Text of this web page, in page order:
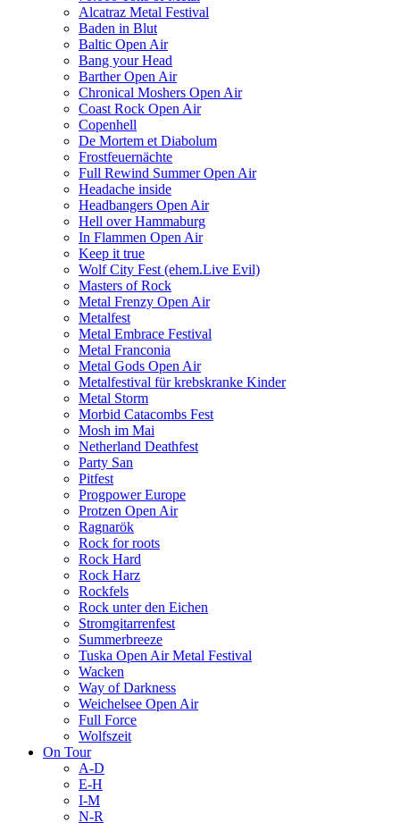
Alcatraz Metal Festival
Baden in Blut
Baltic Open Air
Bang your Head
Barther Open Air
Chronical Moshers Open Air
Coast Rock Open Air
Copenhell
De Mortem et Diabolum
Frostfeuernächte
Full Rewind Summer Open Air
Headache inside
Headbangers Open Air
Hell over Hammaburg
In Flammen Open Air
Keep it true
Wolf City Fest (ehem.Live Evil)
Masters of Rock
Metal Frenzy Open Air
Metalfest
Metal Embrace Festival
Metal Franconia
Metal Gods Open Air
Metalfestival für krebskranke Kinder
Metal Storm
Morbid Catacombs Fest
Mosh im Mai
Netherland Deathfest
Party San
Pitfest
Progpower Europe
Protzen Open Air
Ragnarök
Rock for roots
Rock Hard
Rock Harz
Rockfels
Rock unter den Eichen
Stromgitarrenfest
Summerbreeze
Tuska Open Air Metal Festival
Wacken
Way of Darkness
Weichelsee Open Air
Full Force
Wolfszeit
On Tour
A-D
E-H
I-M
N-R